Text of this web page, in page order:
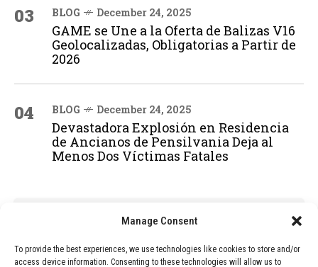
Manage Consent
To provide the best experiences, we use technologies like cookies to store and/or
access device information. Consenting to these technologies will allow us to
03 BLOG December 24, 2025
GAME se Une a la Oferta de Balizas V16
Geolocalizadas, Obligatorias a Partir de
2026
04 BLOG December 24, 2025
Devastadora Explosión en Residencia
de Ancianos de Pensilvania Deja al
Menos Dos Víctimas Fatales